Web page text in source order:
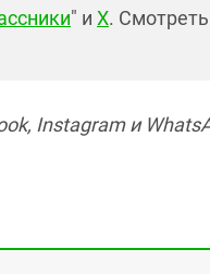
" и X.
Instagram и